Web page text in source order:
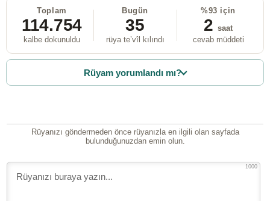
Toplam
114.754
kalbe dokunuldu
Bugün
35
rüya te’vîl kılındı
%93 için
2 saat
cevab müddeti
Rüyam yorumlandı mı?
Rüyanızı göndermeden önce rüyanızla en ilgili olan sayfada
bulunduğunuzdan emin olun.
1000